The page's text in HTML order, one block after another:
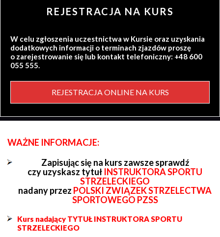
REJESTRACJA NA KURS
W celu zgłoszenia uczestnictwa w Kursie oraz uzyskania
dodatkowych informacji o terminach zjazdów proszę
o zarejestrowanie się lub kontakt telefoniczny: +48 600
055 555.
REJESTRACJA ONLINE NA KURS
WAŻNE INFORMACJE:
Zapisując się na kurs zawsze sprawdź
czy uzyskasz tytuł INSTRUKTORA SPORTU
STRZELECKIEGO
nadany przez POLSKI ZWIĄZEK STRZELECTWA
SPORTOWEGO PZSS
Kurs nadający TYTUŁ INSTRUKTORA SPORTU
STRZELECKIEGO